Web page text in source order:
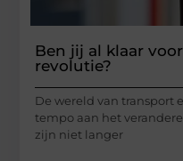
Ben jij al klaar
revolutie?
De wereld van transport
tempo aan het
zijn niet langer